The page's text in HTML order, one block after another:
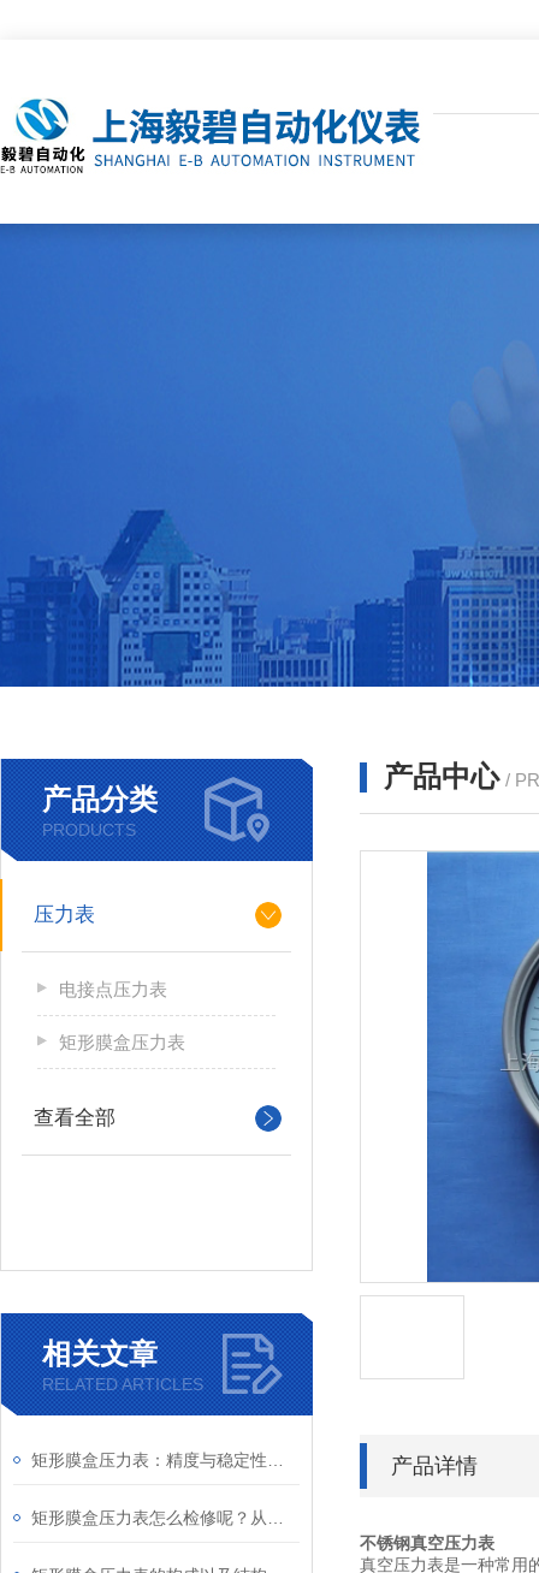
产品分类
PRODUCTS
压力表
电接点压力表
矩形膜盒压力表
查看全部
相关文章
RELATED ARTICLES
产品中心 /
产品详情
不锈钢真空压力表
真空压力表是一种常用